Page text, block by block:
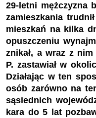
29-letni mężczyzna
zamieszkania
mieszkań na kilka
opuszczeniu
znikał, a wraz z
P. zastawiał w
Działając w ten
osób zarówno na
sąsiednich
kara do 5 lat